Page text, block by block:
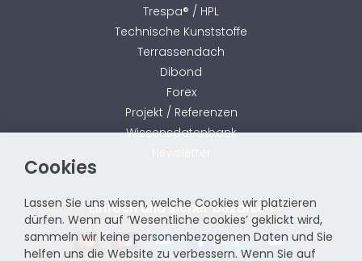
Cookies
Lassen Sie uns wissen, welche Cookies wir platzieren
dürfen. Wenn auf ‘Wesentliche cookies’ geklickt wird,
sammeln wir keine personenbezogenen Daten und Sie
helfen uns die Website zu verbessern. Wenn Sie auf
Trespa® / HPL
Technische Kunststoffe
Terrassendach
Dibond
Forex
Projekt / Referenzen
Wissensdatenbank
Einfach und sicher bezahlen